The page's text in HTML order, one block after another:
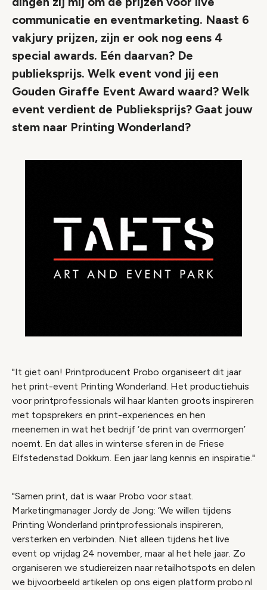
communicatie en eventmarketing. Naast 6
vakjury prijzen, zijn er ook nog eens 4
special awards. Eén daarvan? De
publieksprijs. Welk event vond jij een
Gouden Giraffe Event Award waard? Welk
event verdient de Publieksprijs? Gaat jouw
stem naar Printing Wonderland?
"It giet oan! Printproducent Probo organiseert dit jaar
het print-event Printing Wonderland. Het productiehuis
voor printprofessionals wil haar klanten groots inspireren
met topsprekers en print-experiences en hen
meenemen in wat het bedrijf ‘de print van overmorgen’
noemt. En dat alles in winterse sferen in de Friese
Elfstedenstad Dokkum. Een jaar lang kennis en inspiratie."
"Samen print, dat is waar Probo voor staat.
Marketingmanager Jordy de Jong: ‘We willen tijdens
Printing Wonderland printprofessionals inspireren,
versterken en verbinden. Niet alleen tijdens het live
event op vrijdag 24 november, maar al het hele jaar. Zo
organiseren we studiereizen naar retailhotspots en delen
we bijvoorbeeld artikelen op ons eigen platform probo.nl